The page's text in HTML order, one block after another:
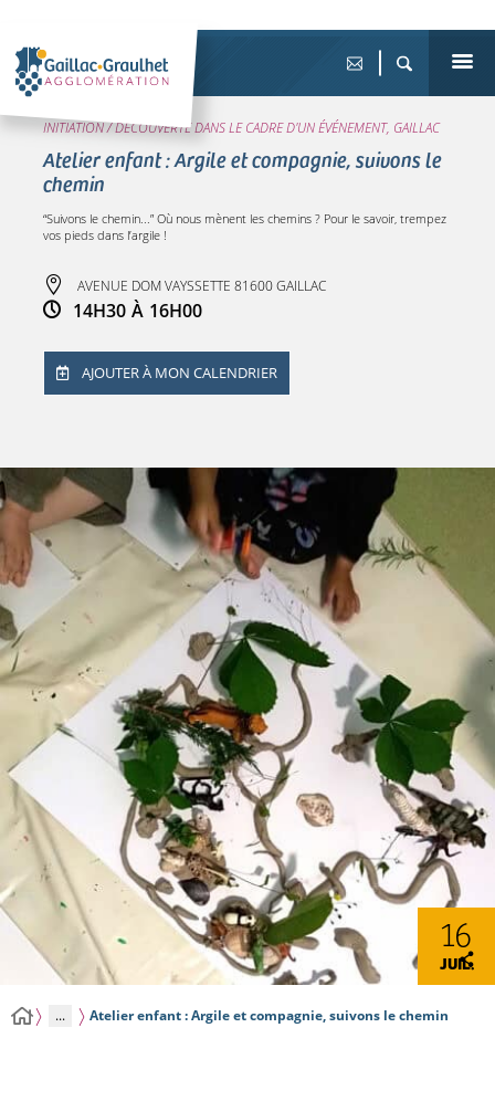
INITIATION / DÉCOUVERTE DANS LE CADRE D'UN ÉVÉNEMENT, GAILLAC
Atelier enfant : Argile et compagnie, suivons le
chemin
“Suivons le chemin...” Où nous mènent les chemins ? Pour le savoir, trempez
vos pieds dans l’argile !
AVENUE DOM VAYSSETTE 81600 GAILLAC
14H30 À 16H00
AJOUTER À MON CALENDRIER
16
JUIL.
... Atelier enfant : Argile et compagnie, suivons le chemin